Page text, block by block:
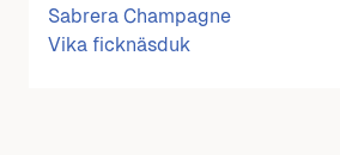
Sabrera Champagne
Vika ficknäsduk